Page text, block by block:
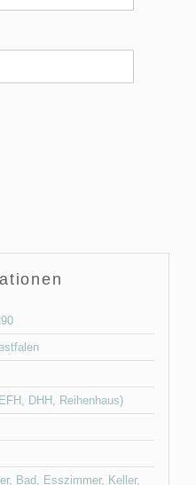
DHH, Reihenhaus)
, Bad Esszimmer, Keller,